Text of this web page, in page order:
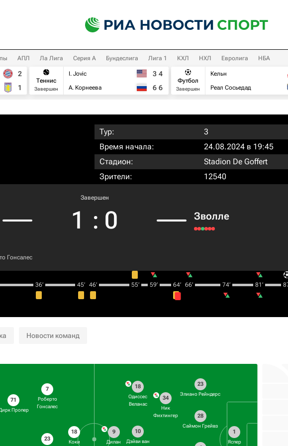
АПЛ Ла Лига Серия А Бундеслига Лига 1 КХЛ НХЛ Евролига НБА
2
1
Теннис
Завершен
I. Jovic
А. Корнеева
3 4
6 6
Футбол
Завершен
Кельн
Реал Сосьедад
Тур:
3
Время начала:
24.08.2024 в 19:45
Стадион:
Stadion De Goffert
Зрители:
12540
Завершен
1 : 0 Зволле
Гонсалес
36‎’‎ 45‎’‎ 46‎’‎ 55‎’‎ 59‎’‎ 64‎’‎ 66‎’‎ 74‎’‎ 81‎’‎
Новости команд
71
Пропер
7
Роберто
Гонсалес
23
18
Коки
1
Яспер
23
Элиано Рейндерс
28
Саймон Грейвз
34
Ник
Фихтингер
18
Одиссес
Веланас
10
Дэйви ван
9
Дилан